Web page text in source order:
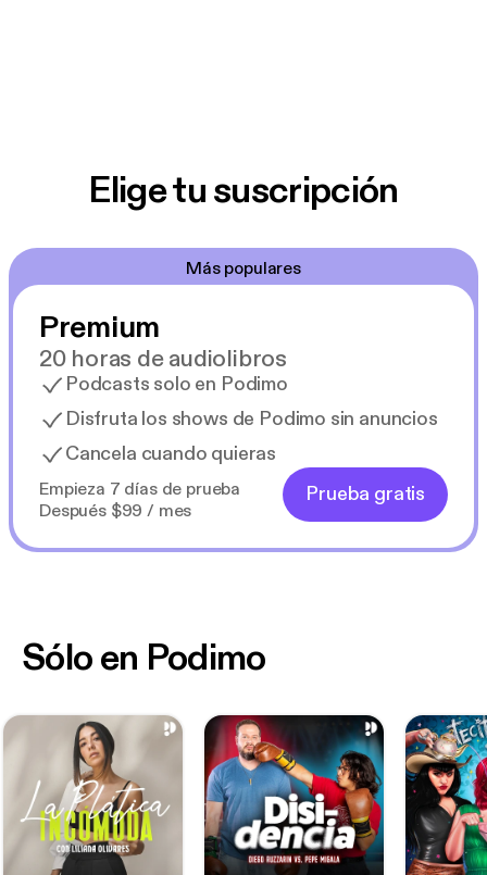
Elige tu suscripción
Más populares
Premium
20 horas de audiolibros
Podcasts solo en Podimo
Disfruta los shows de Podimo sin anuncios
Cancela cuando quieras
Empieza 7 días de prueba
Después $99 / mes
Prueba gratis
Sólo en Podimo